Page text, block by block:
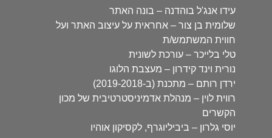
עידו אנג'ל בוהדנה – בונה האתר
שלומית בן צור – אחראית על עיצוב האתר ועל
חווית המשתמש/ת
טלי בלייכר – עורכת לשונית
נורית וינד קידרון – מעצבת הלוגו
ירדן רותם – מתכנת (ב-2019-2018)
רווית לוין – מנהלת אדמיניסטרטיבית של מכון
הקשרים
יוסי גלרון – ביביליוגרף, לקסיקון אוהיו